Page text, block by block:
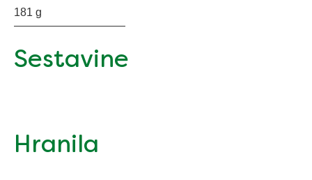
181 g
Sestavine
Hranila